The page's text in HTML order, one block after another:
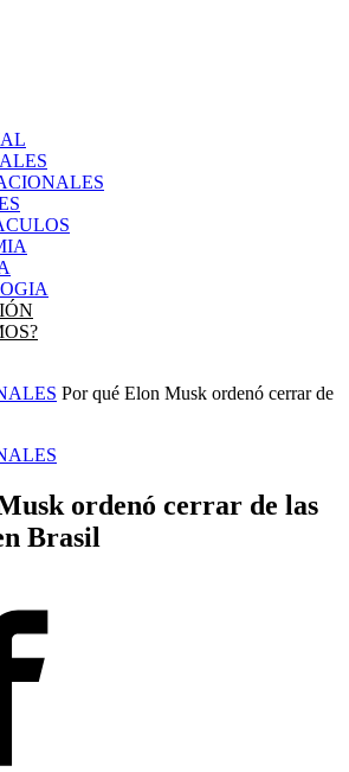
Por qué Elon Musk ordenó cerrar de
ordenó cerrar de las
Brasil